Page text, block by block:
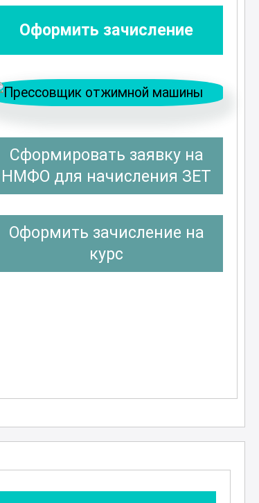
Оформить зачисление
Сформировать заявку на
НМФО для начисления ЗЕТ
Оформить зачисление на
курс